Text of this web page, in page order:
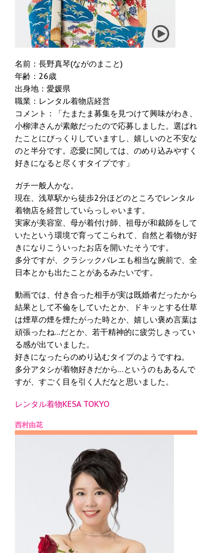
名前：長野真琴(ながのまこと)
年齢：26歳
出身地：愛媛県
職業：レンタル着物店経営
コメント：「たまたま募集を見つけて興味がわき、
小柳津さんが素敵だったので応募しました。選ばれ
たことにびっくりしていますし、嬉しいのと不安な
のと半分です。恋愛に関しては、のめり込みやすく
好きになると尽くすタイプです」
ガチ一般人かな。
現在、浅草駅から徒歩2分ほどのところでレンタル
着物店を経営していらっしゃいます。
実家が美容室、母が着付け師、祖母が和裁師をして
いたという環境で育ってこられて、自然と着物が好
きになりこういったお店を開いたそうです。
多分ですが、クラシックバレエも相当な腕前で、全
日本とかも出たことがあるみたいです。
動画では、付き合った相手が実は既婚者だったから
結果として不倫をしていたとか、ドキッとする仕草
は煙草の煙を煙たがった時とか、嬉しい褒め言葉は
頑張ったね…だとか、若干精神的に疲労しきってい
る感が出ていました。
好きになったらのめり込むタイプのようですね。
多分アタシが着物好きだから…というのもあるんで
すが、すごく目を引く人だなと思いました。
レンタル着物KESA TOKYO
西村由花